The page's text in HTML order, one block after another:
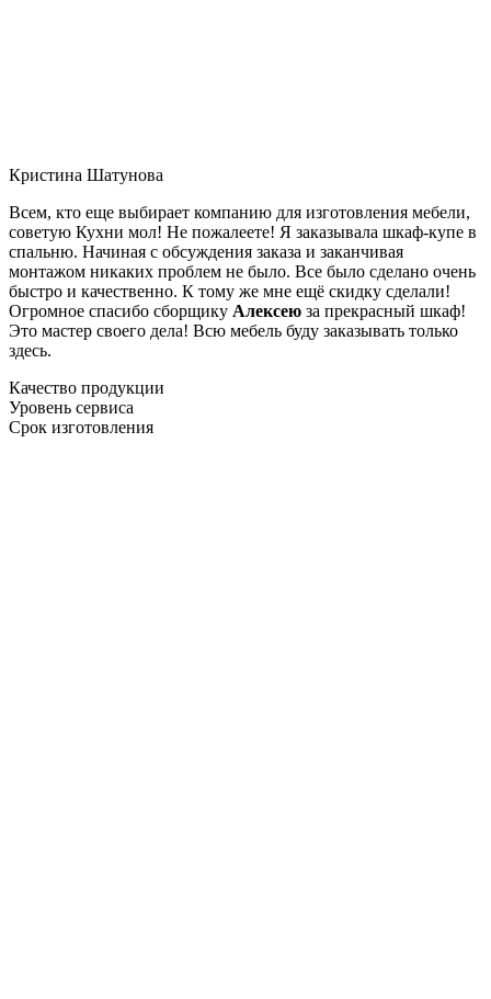
Кристина Шатунова
Всем, кто еще выбирает компанию для изготовления мебели,
советую Кухни мол! Не пожалеете! Я заказывала шкаф-купе в
спальню. Начиная с обсуждения заказа и заканчивая
монтажом никаких проблем не было. Все было сделано очень
быстро и качественно. К тому же мне ещё скидку сделали!
Огромное спасибо сборщику Алексею за прекрасный шкаф!
Это мастер своего дела! Всю мебель буду заказывать только
здесь.
Качество продукции
Уровень сервиса
Срок изготовления